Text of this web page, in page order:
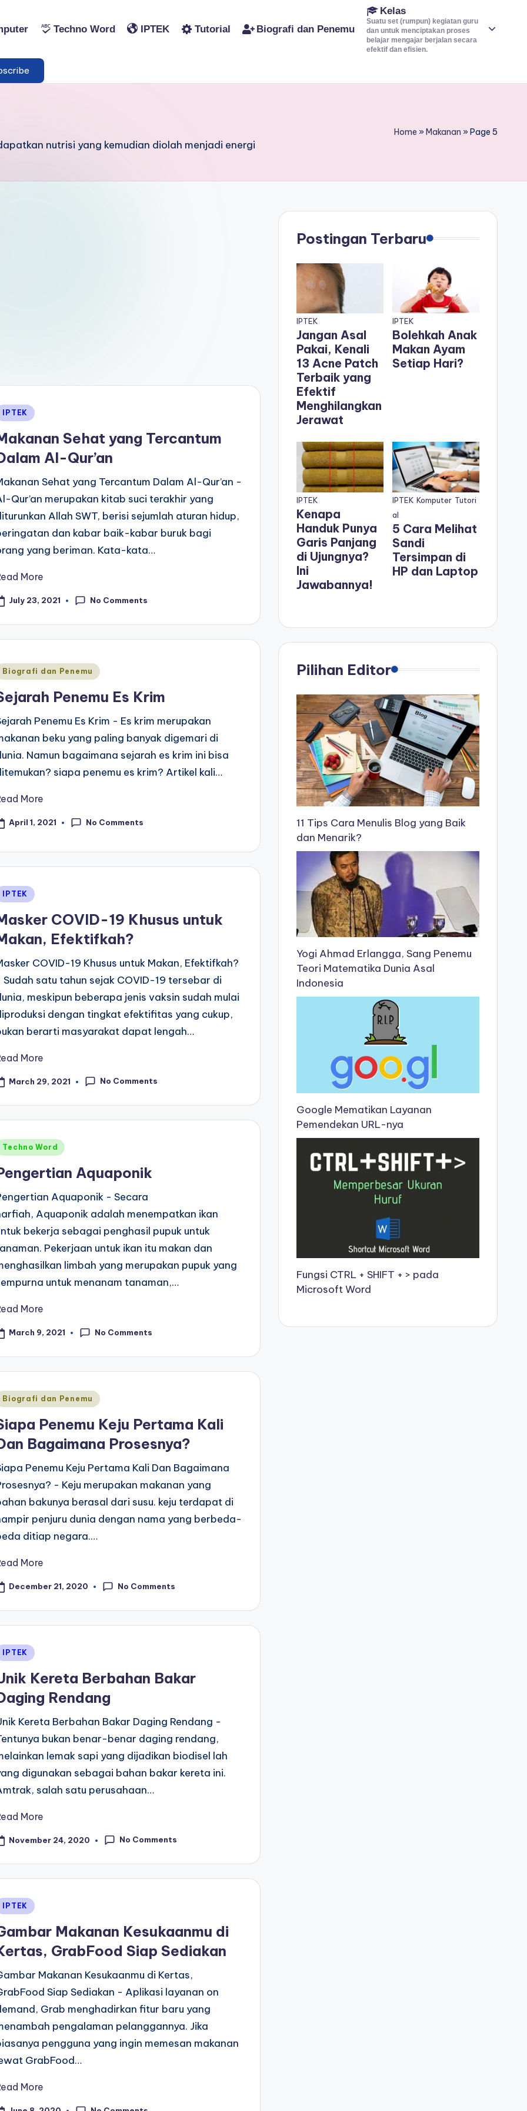
Techno Word IPTEK Tutorial Biografi dan Penemu
Kelas
Suatu set (rumpun) kegiatan guru
dan untuk menciptakan proses
belajar mengajar berjalan secara
efektif dan efisien.
nutrisi yang kemudian diolah menjadi energi
Home » Makanan » Page 5
IPTEK
Sehat yang Tercantum
Al-Qur’an
Sehat yang Tercantum Dalam Al-Qur’an -
Qur’an merupakan kitab suci terakhir yang
Allah SWT, berisi sejumlah aturan hidup,
dan kabar baik-kabar buruk bagi
yang beriman. Kata-kata…
More
July 23, 2021 No Comments
Biografi dan Penemu
Penemu Es Krim
Penemu Es Krim - Es krim merupakan
beku yang paling banyak digemari di
Namun bagaimana sejarah es krim ini bisa
siapa penemu es krim? Artikel kali…
More
April 1, 2021 No Comments
IPTEK
COVID-19 Khusus untuk
Efektifkah?
COVID-19 Khusus untuk Makan, Efektifkah?
satu tahun sejak COVID-19 tersebar di
meskipun beberapa jenis vaksin sudah mulai
dengan tingkat efektifitas yang cukup,
berarti masyarakat dapat lengah…
More
March 29, 2021 No Comments
Techno Word
Aquaponik
Aquaponik - Secara
Aquaponik adalah menempatkan ikan
bekerja sebagai penghasil pupuk untuk
Pekerjaan untuk ikan itu makan dan
limbah yang merupakan pupuk yang
untuk menanam tanaman,…
More
March 9, 2021 No Comments
Biografi dan Penemu
Penemu Keju Pertama Kali
Bagaimana Prosesnya?
Penemu Keju Pertama Kali Dan Bagaimana
- Keju merupakan makanan yang
bakunya berasal dari susu. keju terdapat di
penjuru dunia dengan nama yang berbeda-
ditiap negara.…
More
December 21, 2020 No Comments
IPTEK
Kereta Berbahan Bakar
Rendang
Kereta Berbahan Bakar Daging Rendang -
bukan benar-benar daging rendang,
lemak sapi yang dijadikan biodisel lah
digunakan sebagai bahan bakar kereta ini.
salah satu perusahaan…
More
November 24, 2020 No Comments
IPTEK
Makanan Kesukaanmu di
GrabFood Siap Sediakan
Makanan Kesukaanmu di Kertas,
Siap Sediakan - Aplikasi layanan on
Grab menghadirkan fitur baru yang
pengalaman pelanggannya. Jika
pengguna yang ingin memesan makanan
GrabFood…
More
Postingan Terbaru
IPTEK
Jangan Asal
Pakai, Kenali
13 Acne Patch
Terbaik yang
Efektif
Menghilangkan
Jerawat
IPTEK
Bolehkah Anak
Makan Ayam
Setiap Hari?
IPTEK
Kenapa
Handuk Punya
Garis Panjang
di Ujungnya?
Ini
Jawabannya!
IPTEK Komputer Tutori
al
5 Cara Melihat
Sandi
Tersimpan di
HP dan Laptop
Pilihan Editor
11 Tips Cara Menulis Blog yang Baik
dan Menarik?
Yogi Ahmad Erlangga, Sang Penemu
Teori Matematika Dunia Asal
Indonesia
Google Mematikan Layanan
Pemendekan URL-nya
Fungsi CTRL + SHIFT + > pada
Microsoft Word